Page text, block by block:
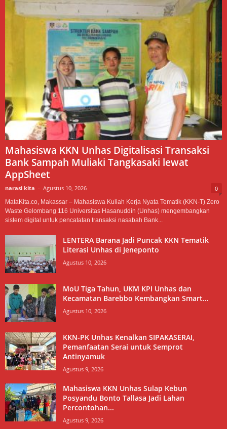
Mahasiswa KKN Unhas Digitalisasi Transaksi
Bank Sampah Muliaki Tangkasaki lewat
AppSheet
narasi kita - Agustus 10, 2026 0
MataKita.co, Makassar – Mahasiswa Kuliah Kerja Nyata Tematik (KKN-T) Zero
Waste Gelombang 116 Universitas Hasanuddin (Unhas) mengembangkan
sistem digital untuk pencatatan transaksi nasabah Bank...
LENTERA Barana Jadi Puncak KKN Tematik
Literasi Unhas di Jeneponto
Agustus 10, 2026
MoU Tiga Tahun, UKM KPI Unhas dan
Kecamatan Barebbo Kembangkan Smart...
Agustus 10, 2026
KKN-PK Unhas Kenalkan SIPAKASERAI,
Pemanfaatan Serai untuk Semprot
Antinyamuk
Agustus 9, 2026
Mahasiswa KKN Unhas Sulap Kebun
Posyandu Bonto Tallasa Jadi Lahan
Percontohan...
Agustus 9, 2026